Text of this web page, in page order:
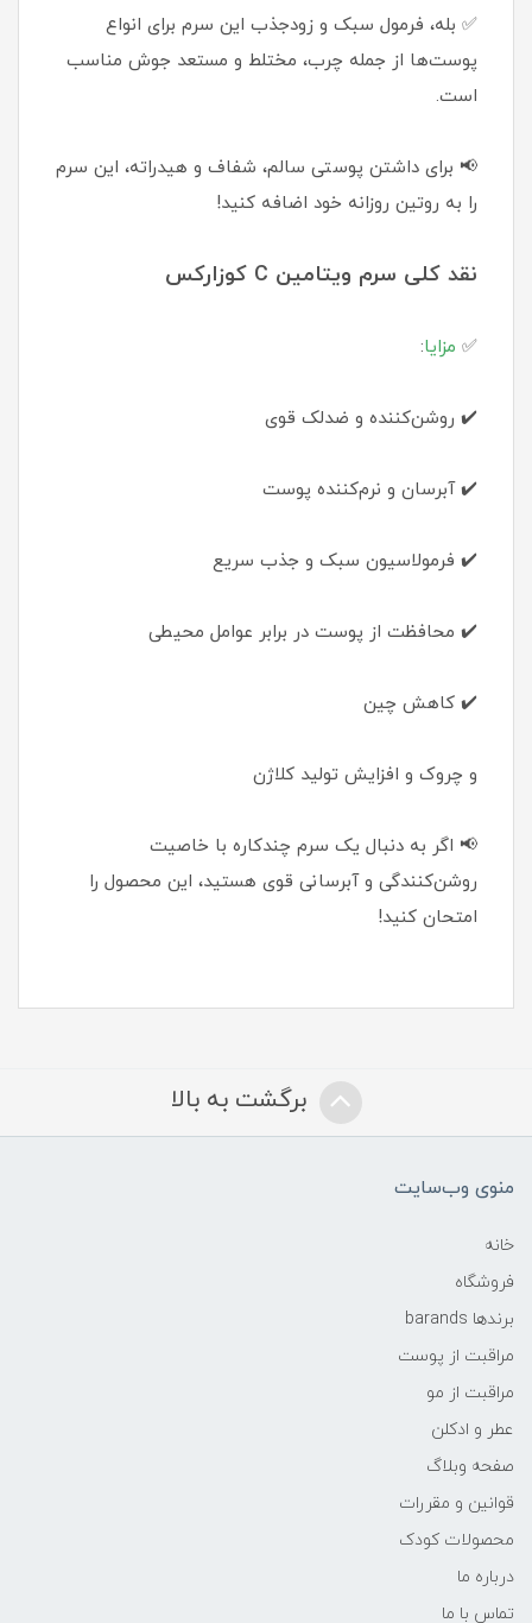
✅ بله، فرمول سبک و زودجذب این سرم برای انواع
پوست‌ها از جمله چرب، مختلط و مستعد جوش مناسب
است.
📢 برای داشتن پوستی سالم، شفاف و هیدراته، این سرم
را به روتین روزانه خود اضافه کنید!
نقد کلی سرم ویتامین C کوزارکس
✅ مزایا:
✔️ روشن‌کننده و ضدلک قوی
✔️ آبرسان و نرم‌کننده پوست
✔️ فرمولاسیون سبک و جذب سریع
✔️ محافظت از پوست در برابر عوامل محیطی
✔️ کاهش چین
و چروک و افزایش تولید کلاژن
📢 اگر به دنبال یک سرم چندکاره با خاصیت
روشن‌کنندگی و آبرسانی قوی هستید، این محصول را
امتحان کنید!
برگشت به بالا
منوی وب‌سایت
خانه
فروشگاه
برندها barands
مراقبت از پوست
مراقبت از مو
عطر و ادکلن
صفحه وبلاگ
قوانین و مقررات
محصولات کودک
درباره ما
تماس با ما